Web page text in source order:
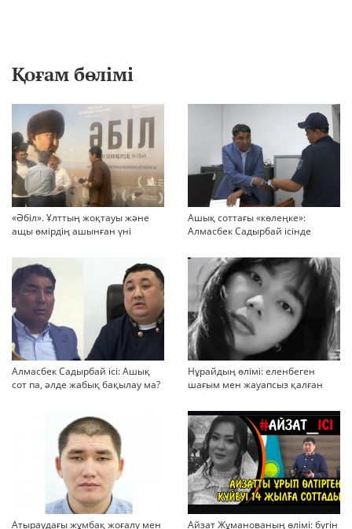
Қоғам бөлімі
«Әбіл». Ұлттың жоқтауы және
ащы өмірдің ашынған үні
Ашық соттағы «көлеңке»:
Алмасбек Садырбай ісінде
көбейіп барады
Алмасбек Садырбай ісі: Ашық
сот па, әлде жабық бақылау ма?
Нұрайдың өлімі: еленбеген
шағым мен жауапсыз қалған
қауіп
Атыраудағы жұмбақ жоғалу мен
Айзат Жұманованың өлімі: бүгін